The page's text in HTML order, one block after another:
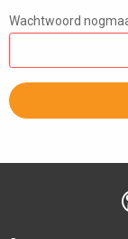
Wachtwoord